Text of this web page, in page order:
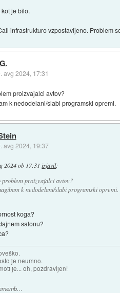
je bilo.
infrastrukturo vzpostavljeno. Problem
avg 2024, 17:31
proizvajalci avtov?
k nedodelani/slabi programski opremi.
avg 2024, 19:37
2024 ob 17:31 izjavil:
problem proizvajalci avtov?
k nedodelani/slabi programski opremi.
koga?
salonu?
je neumno.
je... oh, pozdravljen!